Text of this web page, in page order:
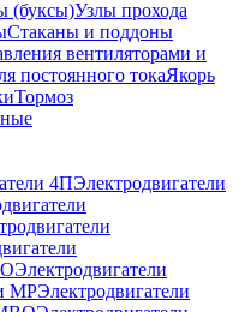
(буксы)Узлы прохода
Стаканы и поддоны
вентиляторами и
постоянного токаЯкорь
Тормоз
4ПЭлектродвигатели
Электродвигатели
МРЭлектродвигатели